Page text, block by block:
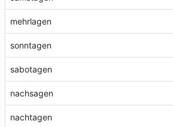
mehrlagen
sonntagen
sabotagen
nachsagen
nachtagen